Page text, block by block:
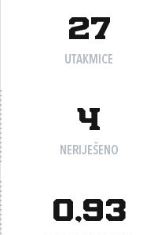
27
UTAKMICE
4
NERIJEŠENO
0,93